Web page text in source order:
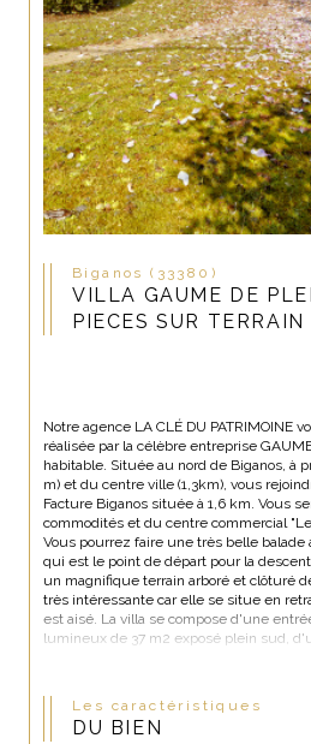
Biganos (33380)
VILLA GAUME DE
PIECES SUR
Notre agence LA CLÉ DU PATRIMOINE
réalisée par la célèbre entreprise
habitable. Située au nord de Biganos, à
m) et du centre ville (1,3km), vous
Facture Biganos située à 1,6 km. Vous
commodités et du centre commercial
Vous pourrez faire une très belle balade
qui est le point de départ pour la
un magnifique terrain arboré et clôturé
très intéressante car elle se situe en
est aisé. La villa se compose d'une
lumineux de 37 m2 exposé plein sud,
d'un wc séparé. Un grand garage de 16
extérieur, un second garage fermé de
l'arrière de la maison. Une terrasse
Les caractéristiques
DU BIEN